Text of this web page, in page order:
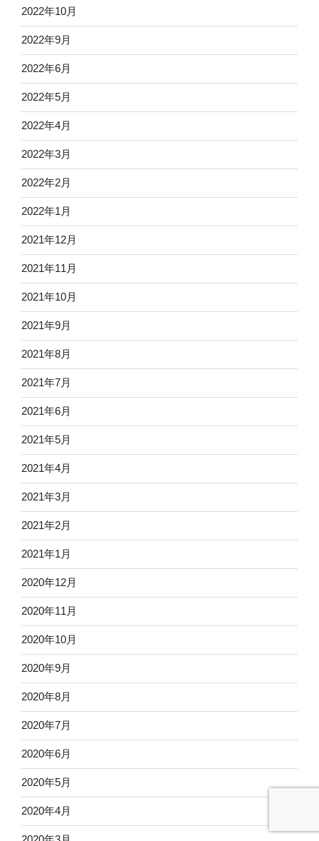
2022年10月
2022年9月
2022年6月
2022年5月
2022年4月
2022年3月
2022年2月
2022年1月
2021年12月
2021年11月
2021年10月
2021年9月
2021年8月
2021年7月
2021年6月
2021年5月
2021年4月
2021年3月
2021年2月
2021年1月
2020年12月
2020年11月
2020年10月
2020年9月
2020年8月
2020年7月
2020年6月
2020年5月
2020年4月